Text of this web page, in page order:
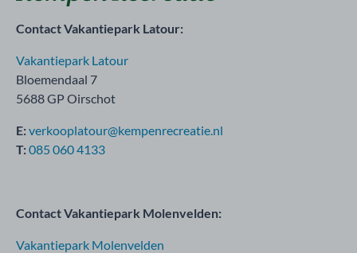
Contact Vakantiepark Latour:
Vakantiepark Latour
Bloemendaal 7
5688 GP Oirschot
E:verkooplatour@kempenrecreatie.nl
T:085 060 4133
Contact Vakantiepark Molenvelden:
Vakantiepark Molenvelden